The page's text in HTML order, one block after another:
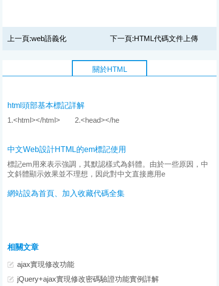
上一頁:web語義化 下一頁:HTML代碼文件上傳
關於HTML
html頭部基本標記詳解
1.<html></html> 2.<head></he
中文Web設計HTML的em標記使用
標記em用來表示強調，其默認樣式為斜體。由於一些原因，中
文斜體顯示效果並不理想，因此對中文直接應用e
網站設為首頁、加入收藏代碼全集
相關文章
ajax實現修改功能
jQuery+ajax實現修改密碼驗證功能實例詳解